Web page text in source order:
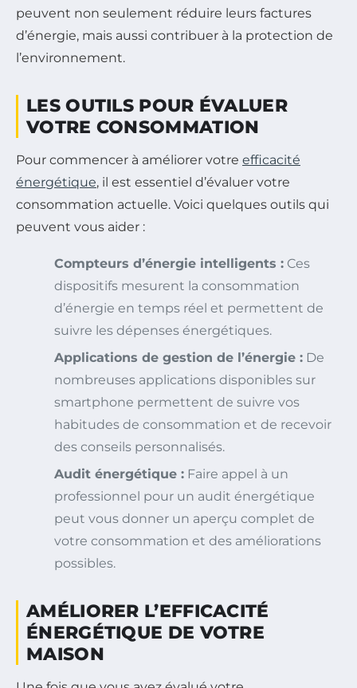
peuvent non seulement réduire leurs factures
d’énergie, mais aussi contribuer à la protection de
l’environnement.
LES OUTILS POUR ÉVALUER
VOTRE CONSOMMATION
Pour commencer à améliorer votre efficacité
énergétique, il est essentiel d’évaluer votre
consommation actuelle. Voici quelques outils qui
peuvent vous aider :
Compteurs d’énergie intelligents : Ces
dispositifs mesurent la consommation
d’énergie en temps réel et permettent de
suivre les dépenses énergétiques.
Applications de gestion de l’énergie : De
nombreuses applications disponibles sur
smartphone permettent de suivre vos
habitudes de consommation et de recevoir
des conseils personnalisés.
Audit énergétique : Faire appel à un
professionnel pour un audit énergétique
peut vous donner un aperçu complet de
votre consommation et des améliorations
possibles.
AMÉLIORER L’EFFICACITÉ
ÉNERGÉTIQUE DE VOTRE
MAISON